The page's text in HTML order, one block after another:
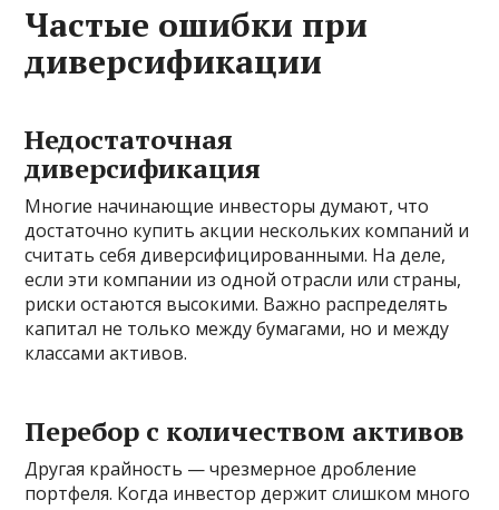
Частые ошибки при
диверсификации
Недостаточная
диверсификация
Многие начинающие инвесторы думают, что
достаточно купить акции нескольких компаний и
считать себя диверсифицированными. На деле,
если эти компании из одной отрасли или страны,
риски остаются высокими. Важно распределять
капитал не только между бумагами, но и между
классами активов.
Перебор с количеством активов
Другая крайность — чрезмерное дробление
портфеля. Когда инвестор держит слишком много